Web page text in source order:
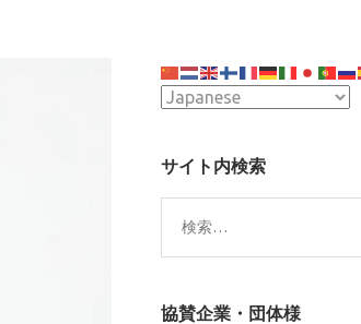
サイト内検索
検
索:
協賛企業・団体様